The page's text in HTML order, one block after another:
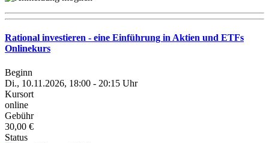
Rational investieren - eine Einführung in Aktien und ETFs
Onlinekurs
Beginn
Di., 10.11.2026, 18:00 - 20:15 Uhr
Kursort
online
Gebühr
30,00 €
Status